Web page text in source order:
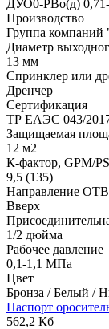
ДУО0-РВо(д)
Производство
Группа компаний
Диаметр
13 мм
Спринклер или
Дренчер
Сертификация
ТР ЕАЭС 043/
Защищаемая
12 м2
К-фактор, GPM/
9,5 (135)
Направление ОТВ
Вверх
1/2 дюйма
Рабочее давление
0,1-1,1 МПа
Цвет
Бронза / Белый /
Паспорт
562,2 Кб